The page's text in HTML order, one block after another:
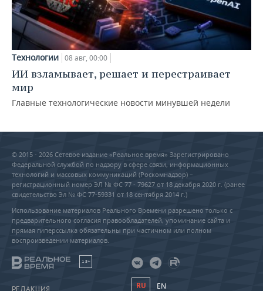
Технологии 08 авг, 00:00
ИИ взламывает, решает и перестраивает
мир
Главные технологические новости минувшей недели
© 2015 - 2026 Сетевое издание «Реальное время» Зарегистрировано
Федеральной службой по надзору в сфере связи, информационных
технологий и массовых коммуникаций (Роскомнадзор) –
регистрационный номер ЭЛ № ФС 77 - 79627 от 18 декабря 2020 г. (ранее
свидетельство Эл № ФС 77-59331 от 18 сентября 2014 г.)
Использование материалов Реального Времени разрешено только с
предварительного согласия правообладателей, упоминание сайта и
прямая гиперссылка обязательны при частичном или полном
воспроизведении материалов.
18+
РЕДАКЦИЯ RU EN